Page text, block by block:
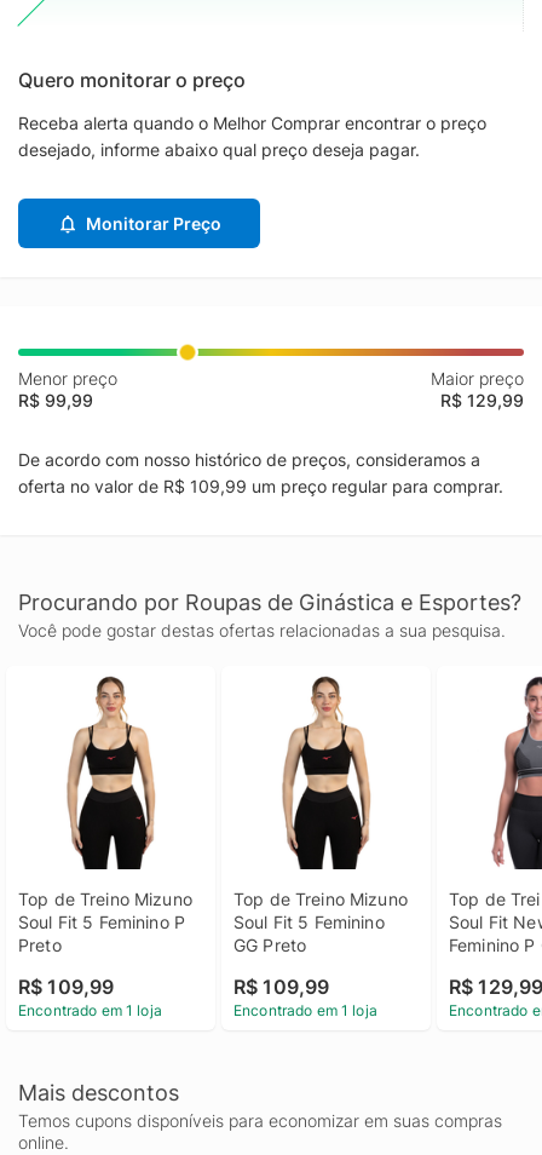
Quero monitorar o preço
Receba alerta quando o Melhor Comprar encontrar o preço
desejado, informe abaixo qual preço deseja pagar.
Monitorar Preço
Menor preço
R$ 99,99
Maior preço
R$ 129,99
De acordo com nosso histórico de preços, consideramos a
oferta no valor de R$ 109,99 um preço regular para comprar.
Procurando por Roupas de Ginástica e Esportes?
Você pode gostar destas ofertas relacionadas a sua pesquisa.
Top de Treino Mizuno
Soul Fit 5 Feminino P
Preto
R$ 109,99
Encontrado em 1 loja
Top de Treino Mizuno
Soul Fit 5 Feminino
GG Preto
R$ 109,99
Encontrado em 1 loja
Top de
Soul Fit
Feminino P
R$
Encontrado
Mais descontos
Temos cupons disponíveis para economizar em suas compras
online.